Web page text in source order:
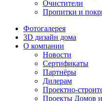
Очистители
Пропитки и
Фотогалерея
3D дизайн дома
О компании
Новости
Сертификаты
Партнёры
Дилерам
Проектно-
Проекты Домов